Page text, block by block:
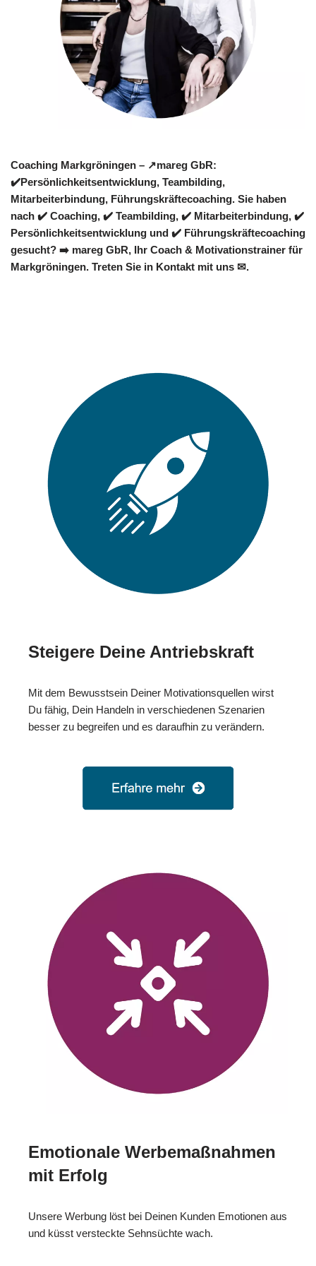
Coaching Markgröningen – ↗️mareg GbR:
✔️Persönlichkeitsentwicklung, Teambilding,
Mitarbeiterbindung, Führungskräftecoaching. Sie haben
nach ✔️ Coaching, ✔️ Teambilding, ✔️ Mitarbeiterbindung, ✔️
Persönlichkeitsentwicklung und ✔️ Führungskräftecoaching
gesucht? ➡️ mareg GbR, Ihr Coach & Motivationstrainer für
Markgröningen. Treten Sie in Kontakt mit uns ✉.
Steigere Deine Antriebskraft
Mit dem Bewusstsein Deiner Motivationsquellen wirst
Du fähig, Dein Handeln in verschiedenen Szenarien
besser zu begreifen und es daraufhin zu verändern.
Emotionale Werbemaßnahmen
mit Erfolg
Unsere Werbung löst bei Deinen Kunden Emotionen aus
und küsst versteckte Sehnsüchte wach.